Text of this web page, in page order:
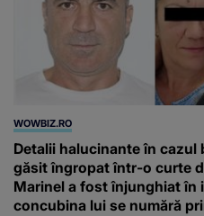
WOWBIZ.RO
Detalii halucinante în cazul
găsit îngropat într-o curte
Marinel a fost înjunghiat în
concubina lui se numără